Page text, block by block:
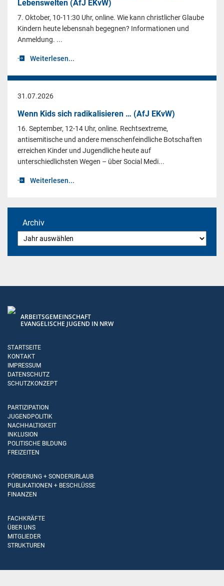
Lebenswelten (AfJ EKvW)
7. Oktober, 10-11:30 Uhr, online. Wie kann christlicher Glaube
Kindern heute lebensnah begegnen? Informationen und
Anmeldung. ...
Weiterlesen...
31.07.2026
Wenn Kids sich radikalisieren … (AfJ EKvW)
16. September, 12-14 Uhr, online. Rechtsextreme,
antisemitische und andere menschenfeindliche Botschaften
erreichen Kinder und Jugendliche heute auf
unterschiedlichsten Wegen – über Social Medi...
Weiterlesen...
Archiv
ARBEITSGEMEINSCHAFT
EVANGELISCHE JUGEND IN NRW
STARTSEITE
KONTAKT
IMPRESSUM
DATENSCHUTZ
SCHUTZKONZEPT
PARTIZIPATION
JUGENDPOLITIK
NACHHALTIGKEIT
INKLUSION
POLITISCHE BILDUNG
FREIZEITEN
FÖRDERUNG + SONDERURLAUB
PUBLIKATIONEN + BESCHLÜSSE
FINANZEN
FACHKRÄFTE
ÜBER UNS
MITGLIEDER
STRUKTUREN